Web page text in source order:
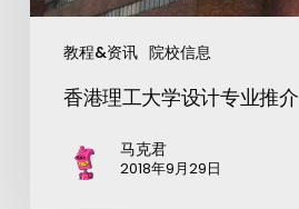
教程&资讯 院校信息
香港理工大学设计专业推介
马克君
2018年9月29日